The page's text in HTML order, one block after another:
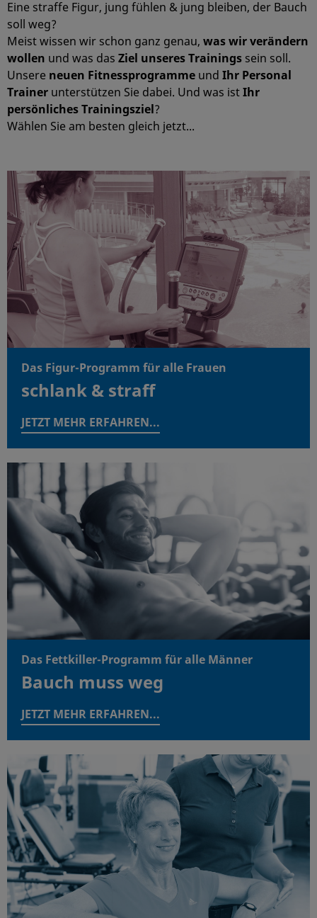
Eine straffe Figur, jung fühlen & jung bleiben, der Bauch
soll weg?
Meist wissen wir schon ganz genau, was wir verändern
wollen und was das Ziel unseres Trainings sein soll.
Unsere neuen Fitnessprogramme und Ihr Personal
Trainer unterstützen Sie dabei. Und was istIhr
persönliches Trainingsziel?
Wählen Sie am besten gleich jetzt...
Das Figur-Programm für alle Frauen
schlank & straff
JETZT MEHR ERFAHREN...
Das Fettkiller-Programm für alle Männer
Bauch muss weg
JETZT MEHR ERFAHREN...